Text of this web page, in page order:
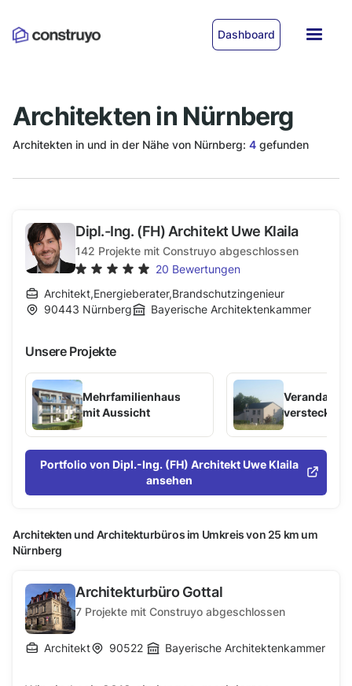
Dashboard
Architekten in Nürnberg
Architekten in und in der Nähe von Nürnberg: 4 gefunden
Dipl.-Ing. (FH) Architekt Uwe Klaila
142 Projekte mit Construyo abgeschlossen
20 Bewertungen
Architekt,Energieberater,Brandschutzingenieur
90443 Nürnberg Bayerische Architektenkammer
Unsere Projekte
Mehrfamilienhaus
mit Aussicht
versteckter
Portfolio von Dipl.-Ing. (FH) Architekt Uwe Klaila
ansehen
Architekten und Architekturbüros im Umkreis von 25 km um
Nürnberg
Architekturbüro Gottal
7 Projekte mit Construyo abgeschlossen
Architekt 90522 Bayerische Architektenkammer